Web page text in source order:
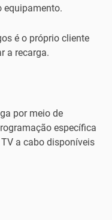
equipamento.
é o próprio cliente
a recarga.
por meio de
específica
a cabo disponíveis